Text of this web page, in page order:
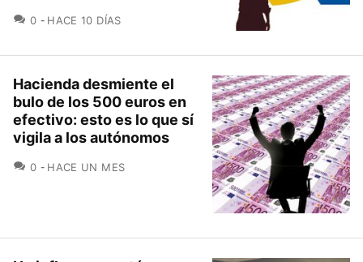
0 COMENTARIOS
HACE 10 DÍAS
Hacienda desmiente el
bulo de los 500 euros en
efectivo: esto es lo que sí
vigila a los autónomos
0 COMENTARIOS
HACE UN MES